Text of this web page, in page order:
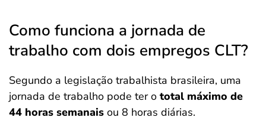
Como funciona a jornada de
trabalho com dois empregos CLT?
Segundo a legislação trabalhista brasileira, uma
jornada de trabalho pode ter o total máximo de
44 horas semanais ou 8 horas diárias.